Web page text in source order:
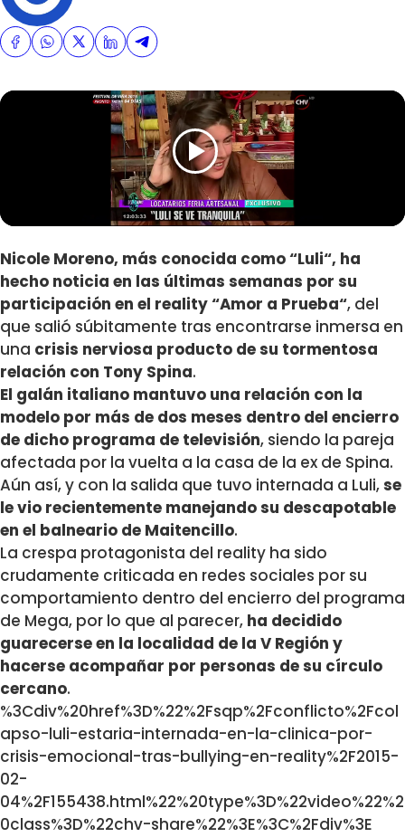
Nicole Moreno, más conocida como “Luli“, ha
hecho noticia en las últimas semanas por su
participación en el reality “Amor a Prueba“, del
que salió súbitamente tras encontrarse inmersa en
una crisis nerviosa producto de su tormentosa
relación con Tony Spina.
El galán italiano mantuvo una relación con la
modelo por más de dos meses dentro del encierro
de dicho programa de televisión, siendo la pareja
afectada por la vuelta a la casa de la ex de Spina.
Aún así, y con la salida que tuvo internada a Luli,se
le vio recientemente manejando su descapotable
en el balneario de Maitencillo.
La crespa protagonista del reality ha sido
crudamente criticada en redes sociales por su
comportamiento dentro del encierro del programa
de Mega, por lo que al parecer, ha decidido
guarecerse en la localidad de la V Región y
hacerse acompañar por personas de su círculo
cercano.
%3Cdiv%20href%3D%22%2Fsqp%2Fconflicto%2Fcol
apso-luli-estaria-internada-en-la-clinica-por-
crisis-emocional-tras-bullying-en-reality%2F2015-
02-
04%2F155438.html%22%20type%3D%22video%22%2
0class%3D%22chv-share%22%3E%3C%2Fdiv%3E